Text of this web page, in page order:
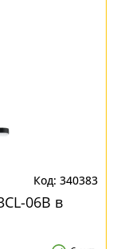
340383
06B в